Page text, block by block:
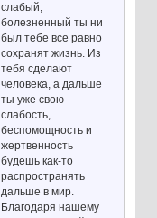
слабый,
болезненный ты ни
был тебе все равно
сохранят жизнь. Из
тебя сделают
человека, а дальше
ты уже свою
слабость,
беспомощность и
жертвенность
будешь как-то
распространять
дальше в мир.
Благодаря нашему